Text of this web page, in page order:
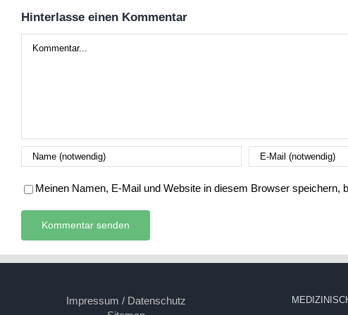
Hinterlasse einen Kommentar
Meinen Namen, E-Mail und Website in diesem Browser speichern,
Impressum / Datenschutz